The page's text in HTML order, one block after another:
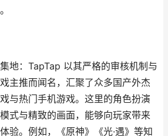
地：TapTap 以其严格的审核机制与
主推而闻名，汇聚了众多国产外杰
与热门手机游戏。这里的角色扮演
式与精致的画面，能够向玩家带来
验。例如，《原神》《光·遇》等知